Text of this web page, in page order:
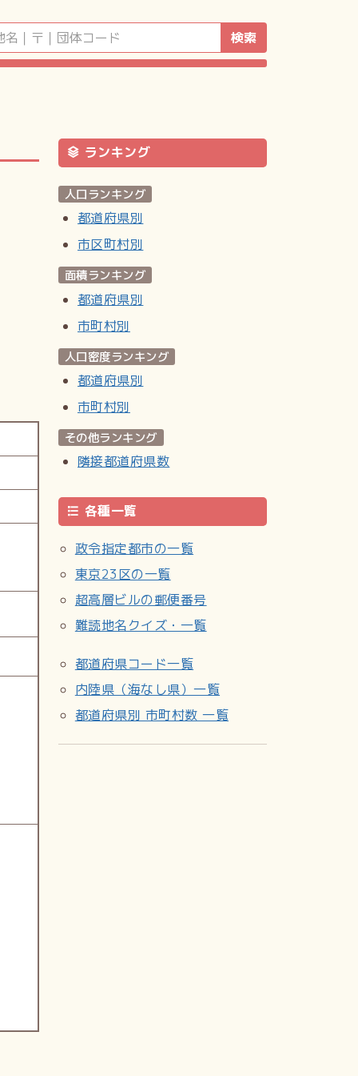
検索
ランキング
人口ランキング
都道府県別
市区町村別
面積ランキング
都道府県別
市町村別
人口密度ランキング
都道府県別
市町村別
その他ランキング
隣接都道府県数
各種一覧
政令指定都市の一覧
東京23区の一覧
超高層ビルの郵便番号
難読地名クイズ・一覧
都道府県コード一覧
内陸県（海なし県）一覧
都道府県別 市町村数 一覧